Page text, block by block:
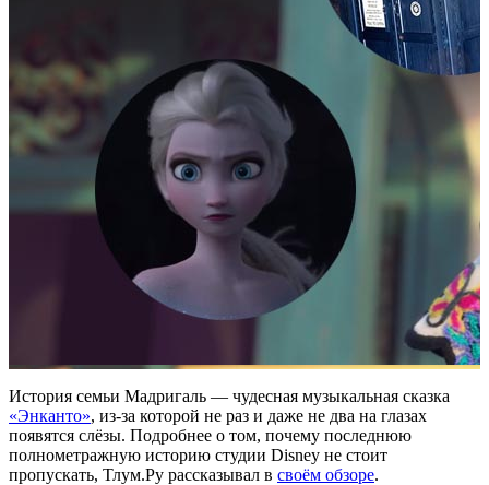
История семьи Мадригаль — чудесная музыкальная сказка
«Энканто», из-за которой не раз и даже не два на глазах
появятся слёзы. Подробнее о том, почему последнюю
полнометражную историю студии Disney не стоит
пропускать, Тлум.Ру рассказывал в своём обзоре.